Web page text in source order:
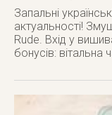
Запальні
актуальності!
Rude. Вхід у
бонусів: вітальна